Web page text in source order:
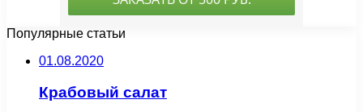
Популярные статьи
01.08.2020
Крабовый салат